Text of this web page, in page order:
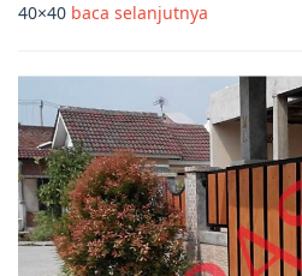
40×40 baca selanjutnya